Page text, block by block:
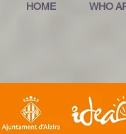
HOME WHO